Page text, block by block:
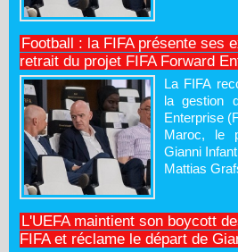
Football : la FIFA présente ses
retrait du projet FIFA Forward
La FIFA
la gestion
Enterprise
Maroc, le
Gianni
Mattias
L'UEFA maintient son boycott
FIFA et réclame le départ de